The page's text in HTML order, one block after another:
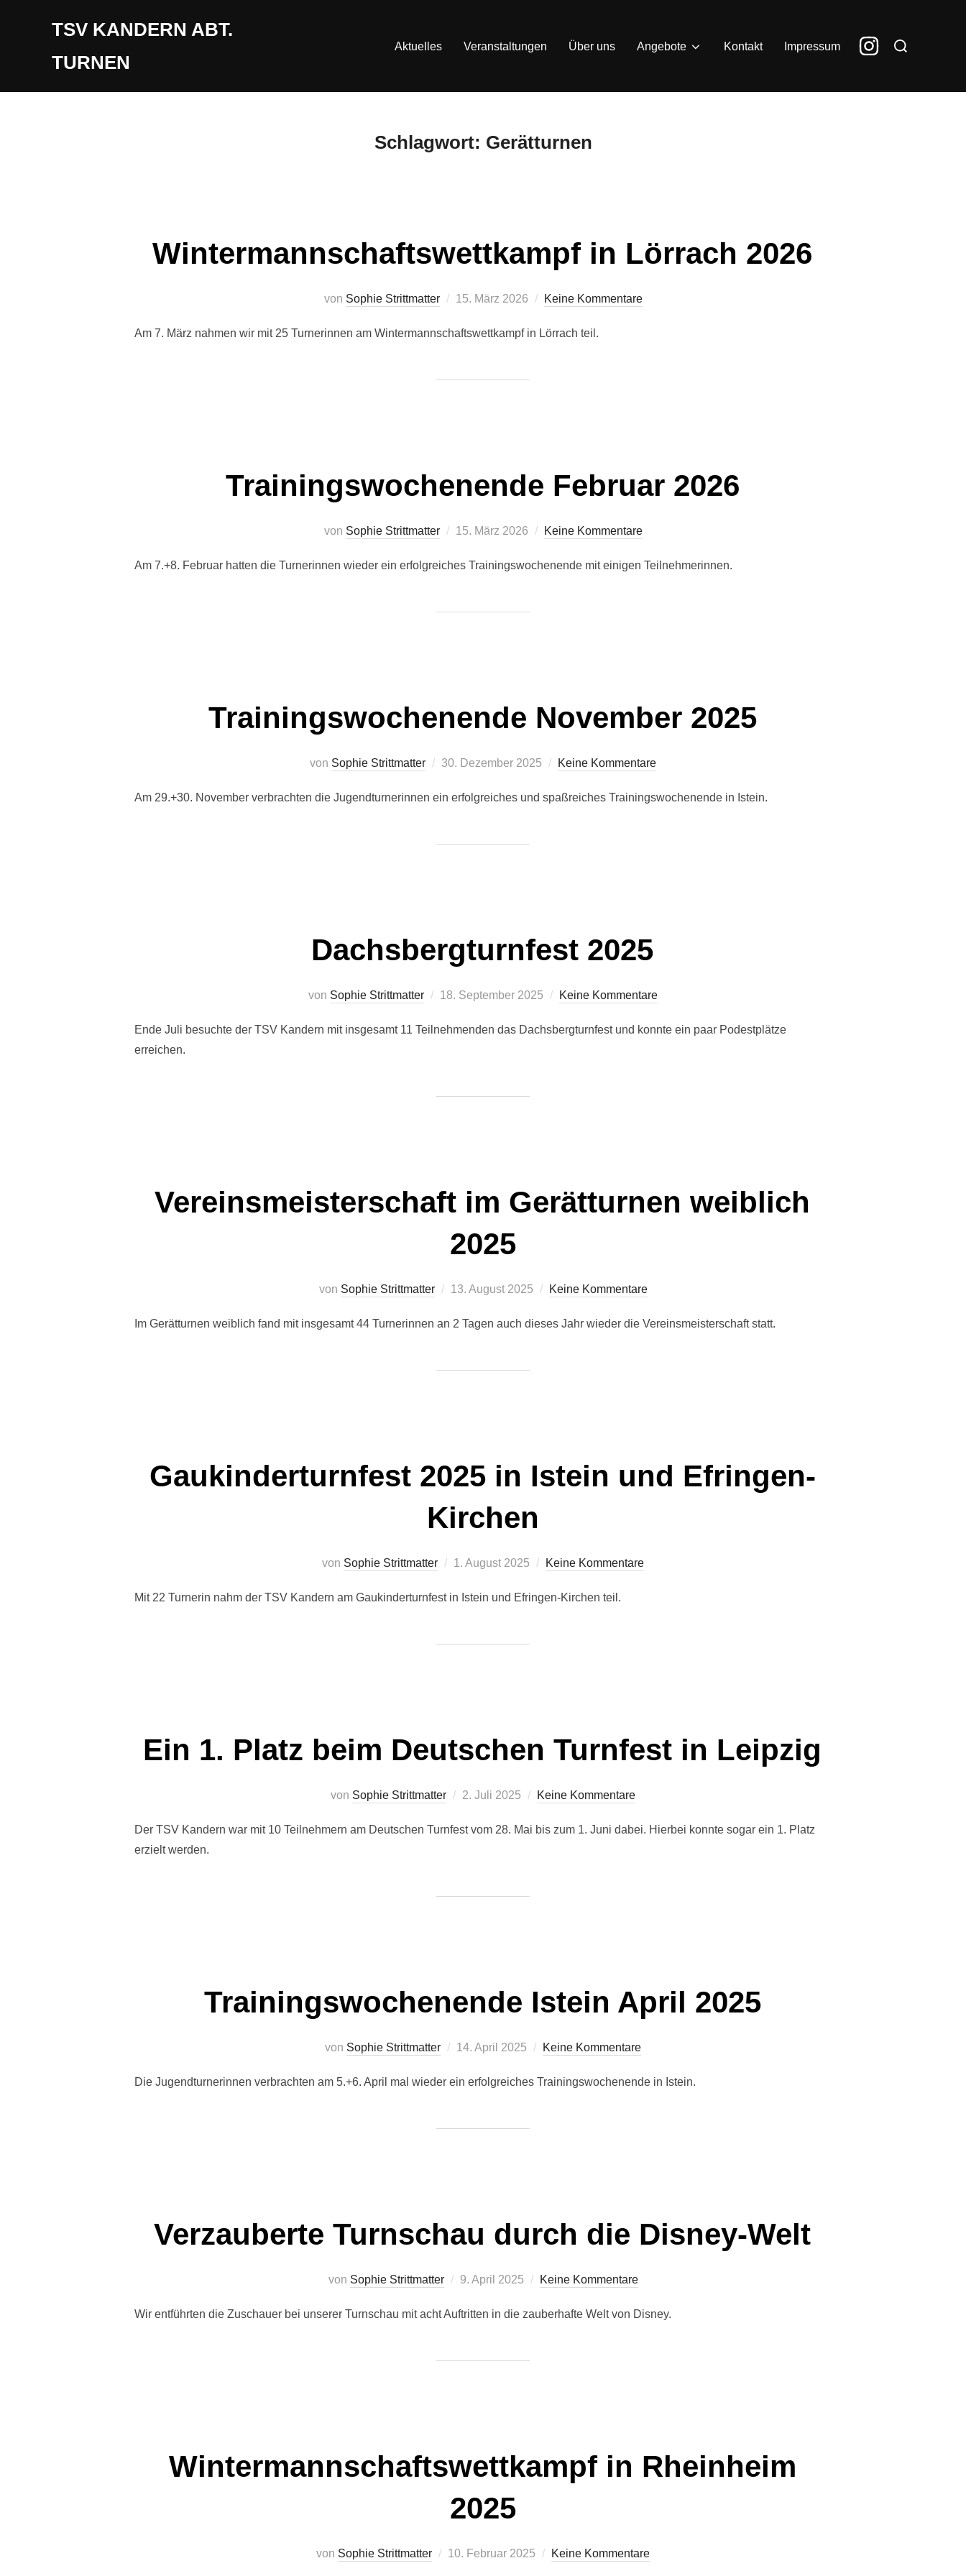
TSV KANDERN ABT.
TURNEN
Aktuelles Veranstaltungen Über uns Angebote Kontakt Impressum
Suchen
Schlagwort: Gerätturnen
Wintermannschaftswettkampf in Lörrach 2026
von Sophie Strittmatter
Veröffentlicht
15. März 2026 Keine Kommentare
Am 7. März nahmen wir mit 25 Turnerinnen am Wintermannschaftswettkampf in Lörrach teil.
Trainingswochenende Februar 2026
von Sophie Strittmatter
Veröffentlicht
15. März 2026 Keine Kommentare
Am 7.+8. Februar hatten die Turnerinnen wieder ein erfolgreiches Trainingswochenende mit einigen Teilnehmerinnen.
Trainingswochenende November 2025
von Sophie Strittmatter
Veröffentlicht
30. Dezember 2025 Keine Kommentare
Am 29.+30. November verbrachten die Jugendturnerinnen ein erfolgreiches und spaßreiches Trainingswochenende in Istein.
Dachsbergturnfest 2025
von Sophie Strittmatter
Veröffentlicht
18. September 2025 Keine Kommentare
Ende Juli besuchte der TSV Kandern mit insgesamt 11 Teilnehmenden das Dachsbergturnfest und konnte ein paar Podestplätze
erreichen.
Vereinsmeisterschaft im Gerätturnen weiblich
2025
von Sophie Strittmatter
Veröffentlicht
13. August 2025 Keine Kommentare
Im Gerätturnen weiblich fand mit insgesamt 44 Turnerinnen an 2 Tagen auch dieses Jahr wieder die Vereinsmeisterschaft statt.
Gaukinderturnfest 2025 in Istein und Efringen-
Kirchen
von Sophie Strittmatter
Veröffentlicht
1. August 2025 Keine Kommentare
Mit 22 Turnerin nahm der TSV Kandern am Gaukinderturnfest in Istein und Efringen-Kirchen teil.
Ein 1. Platz beim Deutschen Turnfest in Leipzig
von Sophie Strittmatter
Veröffentlicht
2. Juli 2025 Keine Kommentare
Der TSV Kandern war mit 10 Teilnehmern am Deutschen Turnfest vom 28. Mai bis zum 1. Juni dabei. Hierbei konnte sogar ein 1. Platz
erzielt werden.
Trainingswochenende Istein April 2025
von Sophie Strittmatter
Veröffentlicht
14. April 2025 Keine Kommentare
Die Jugendturnerinnen verbrachten am 5.+6. April mal wieder ein erfolgreiches Trainingswochenende in Istein.
Verzauberte Turnschau durch die Disney-Welt
von Sophie Strittmatter
Veröffentlicht
9. April 2025 Keine Kommentare
Wir entführten die Zuschauer bei unserer Turnschau mit acht Auftritten in die zauberhafte Welt von Disney.
Wintermannschaftswettkampf in Rheinheim
2025
von Sophie Strittmatter
Veröffentlicht
10. Februar 2025 Keine Kommentare